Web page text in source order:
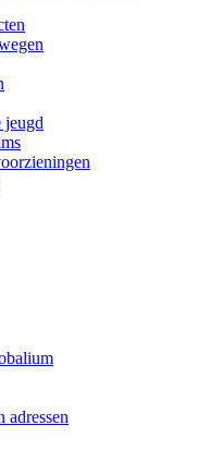
jeugd
adressen